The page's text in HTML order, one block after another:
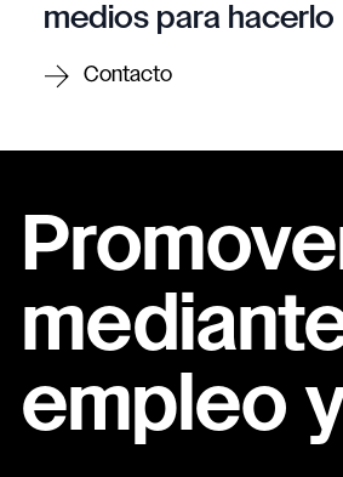
medios para hacerlo
Contacto
empleo